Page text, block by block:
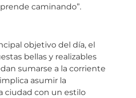
caminando”.
objetivo del día, el
bellas y realizables
sumarse a la corriente
asumir la
ciudad con un estilo